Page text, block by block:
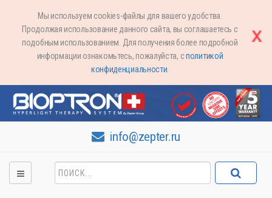
Мы используем cookies-файлы для вашего удобства.
Продолжая использование данного сайта, вы соглашаетесь с
подобным использованием. Для получения более подробной
информации ознакомьтесь, пожалуйста, сполитикой
конфиденциальности
info@zepter.ru